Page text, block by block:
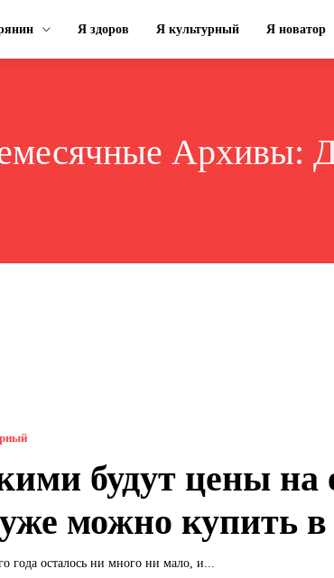
Я здоров Я культурный Я новатор
Архивы:
будут цены на
можно купить
года осталось ни много ни мало, и...